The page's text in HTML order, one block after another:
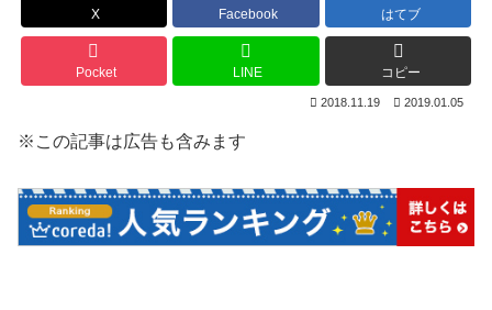
X Facebook はてブ
Pocket LINE コピー
2018.11.19 2019.01.05
※この記事は広告も含みます